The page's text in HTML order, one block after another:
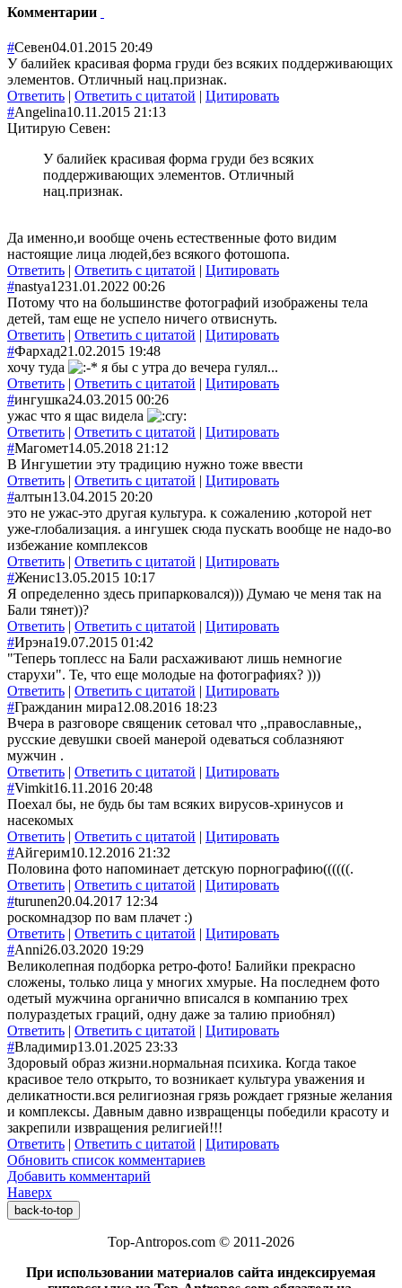
Комментарии
#Севен04.01.2015 20:49
У балийек красивая форма груди без всяких поддерживающих
элементов. Отличный нац.признак.
Ответить | Ответить с цитатой | Цитировать
#Angelina10.11.2015 21:13
Цитирую Севен:
У балийек красивая форма груди без всяких
поддерживающих элементов. Отличный
нац.признак.
Да именно,и вообще очень естественные фото видим
настоящие лица людей,без всякого фотошопа.
Ответить | Ответить с цитатой | Цитировать
#nastya1231.01.2022 00:26
Потому что на большинстве фотографий изображены тела
детей, там еще не успело ничего отвиснуть.
Ответить | Ответить с цитатой | Цитировать
#Фархад21.02.2015 19:48
хочу туда
я бы с утра до вечера гулял...
Ответить | Ответить с цитатой | Цитировать
#ингушка24.03.2015 00:26
ужас что я щас видела
Ответить | Ответить с цитатой | Цитировать
#Магомет14.05.2018 21:12
В Ингушетии эту традицию нужно тоже ввести
Ответить | Ответить с цитатой | Цитировать
#алтын13.04.2015 20:20
это не ужас-это другая культура. к сожалению ,которой нет
уже-глобализация. а ингушек сюда пускать вообще не надо-во
избежание комплексов
Ответить | Ответить с цитатой | Цитировать
#Женис13.05.2015 10:17
Я определенно здесь припарковался))) Думаю че меня так на
Бали тянет))?
Ответить | Ответить с цитатой | Цитировать
#Ирэна19.07.2015 01:42
"Теперь топлесс на Бали расхаживают лишь немногие
старухи". Те, что еще молодые на фотографиях? )))
Ответить | Ответить с цитатой | Цитировать
#Гражданин мира12.08.2016 18:23
Вчера в разговоре священик сетовал что ,,православные,,
русские девушки своей манерой одеваться соблазняют
мужчин .
Ответить | Ответить с цитатой | Цитировать
#Vimkit16.11.2016 20:48
Поехал бы, не будь бы там всяких вирусов-хринусов и
насекомых
Ответить | Ответить с цитатой | Цитировать
#Айгерим10.12.2016 21:32
Половина фото напоминает детскую порнографию((((((.
Ответить | Ответить с цитатой | Цитировать
#turunen20.04.2017 12:34
роскомнадзор по вам плачет :)
Ответить | Ответить с цитатой | Цитировать
#Anni26.03.2020 19:29
Великолепная подборка ретро-фото! Балийки прекрасно
сложены, только лица у многих хмурые. На последнем фото
одетый мужчина органично вписался в компанию трех
полураздетых граций, одну даже за талию приобнял)
Ответить | Ответить с цитатой | Цитировать
#Владимир13.01.2025 23:33
Здоровый образ жизни.нормальная психика. Когда такое
красивое тело открыто, то возникает культура уважения и
деликатности.вся религиозная грязь рождает грязные желания
и комплексы. Давным давно извращенцы победили красоту и
закрепили извращения религией!!!
Ответить | Ответить с цитатой | Цитировать
Обновить список комментариев
Добавить комментарий
Наверх
back-to-top
Top-Antropos.com © 2011-2026
При использовании материалов сайта индексируемая